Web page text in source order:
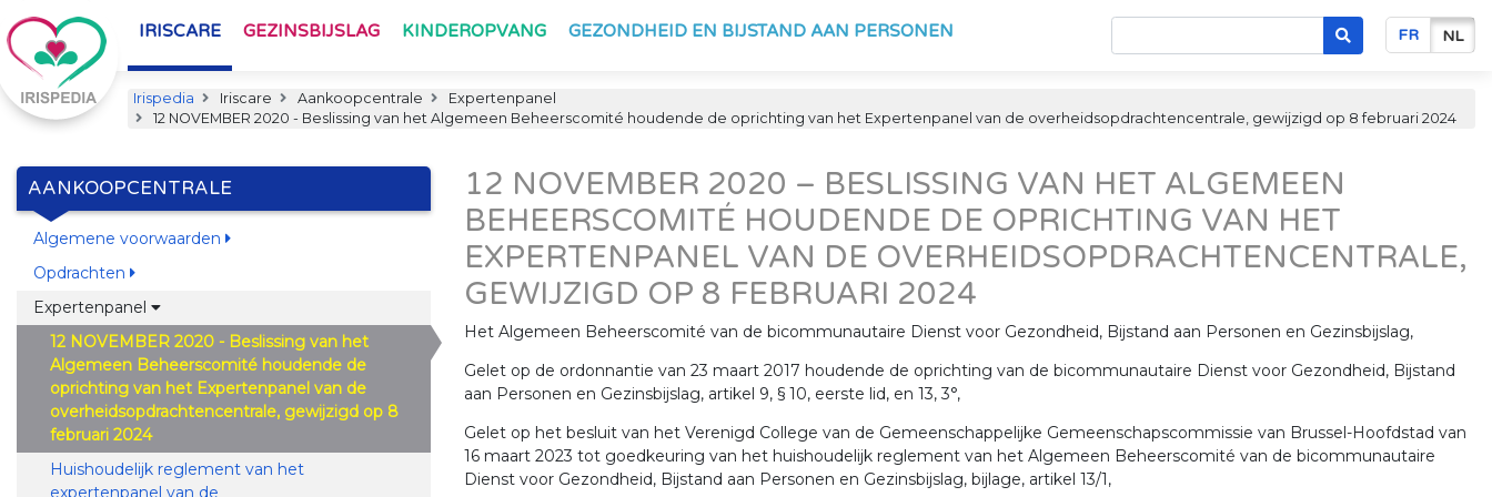
IRISCARE GEZINSBIJSLAG KINDEROPVANG GEZONDHEID EN BIJSTAND AAN PERSONEN FR NL
Irispedia Iriscare Aankoopcentrale
Expertenpanel
12 NOVEMBER 2020 - Beslissing van het Algemeen Beheerscomité houdende de oprichting van het Expertenpanel van de overheidsopdrachtencentrale, gewijzigd op 8 februari 2024
AANKOOPCENTRALE
Algemene voorwaarden
Opdrachten
Expertenpanel
12 NOVEMBER 2020 - Beslissing van het
Algemeen Beheerscomité houdende de
oprichting van het Expertenpanel van de
overheidsopdrachtencentrale, gewijzigd op 8
februari 2024
Huishoudelijk reglement van het
expertenpanel van de
12 NOVEMBER 2020 – BESLISSING VAN HET ALGEMEEN
BEHEERSCOMITÉ HOUDENDE DE OPRICHTING VAN HET
EXPERTENPANEL VAN DE OVERHEIDSOPDRACHTENCENTRALE,
GEWIJZIGD OP 8 FEBRUARI 2024
Het Algemeen Beheerscomité van de bicommunautaire Dienst voor Gezondheid, Bijstand aan Personen en Gezinsbijslag,
Gelet op de ordonnantie van 23 maart 2017 houdende de oprichting van de bicommunautaire Dienst voor Gezondheid, Bijstand
aan Personen en Gezinsbijslag, artikel 9, § 10, eerste lid, en 13, 3°,
Gelet op het besluit van het Verenigd College van de Gemeenschappelijke Gemeenschapscommissie van Brussel-Hoofdstad van
16 maart 2023 tot goedkeuring van het huishoudelijk reglement van het Algemeen Beheerscomité van de bicommunautaire
Dienst voor Gezondheid, Bijstand aan Personen en Gezinsbijslag, bijlage, artikel 13/1,